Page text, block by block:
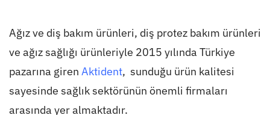
Ağız ve diş bakım ürünleri, diş protez bakım ürünleri
ve ağız sağlığı ürünleriyle 2015 yılında Türkiye
pazarına giren Aktident, sunduğu ürün kalitesi
sayesinde sağlık sektörünün önemli firmaları
arasında yer almaktadır.